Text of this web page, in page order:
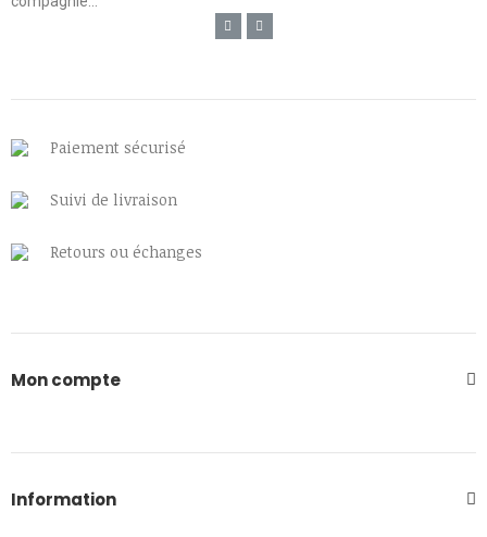
Paiement sécurisé
Suivi de livraison
Retours ou échanges
Mon compte
Information